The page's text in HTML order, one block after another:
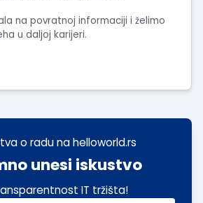
na povratnoj informaciji i želimo
u daljoj karijeri.
o radu na helloworld.rs
unesi iskustvo
IT tržišta!